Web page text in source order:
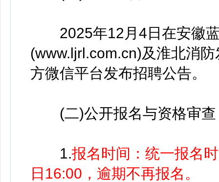
2025年12月4日在安徽蓝
(www.ljrl.com.cn)及淮北消
方微信平台发布招聘公告。
(二)公开报名与资格审查
1.报名时间：统一报名
日16:00，逾期不再报名。